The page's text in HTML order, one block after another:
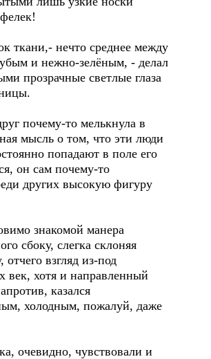
ткани,- нечто среднее между
и нежно-зелёным, - делал
прозрачные светлые глаза
почему-то мелькнула в
мысль о том, что эти люди
попадают в поле его
он сам почему-то
других высокую фигуру
знакомой манера
сбоку, слегка склоняя
отчего взгляд из-под
век, хотя и направленный
казался
холодным, пожалуй, даже
очевидно, чувствовали и